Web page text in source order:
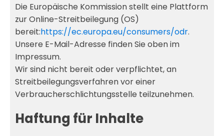
Die Europäische Kommission stellt eine Plattform
zur Online-Streitbeilegung (OS)
bereit:https://ec.europa.eu/consumers/odr.
Unsere E-Mail-Adresse finden Sie oben im
Impressum.
Wir sind nicht bereit oder verpflichtet, an
Streitbeilegungsverfahren vor einer
Verbraucherschlichtungsstelle teilzunehmen.
Haftung für Inhalte